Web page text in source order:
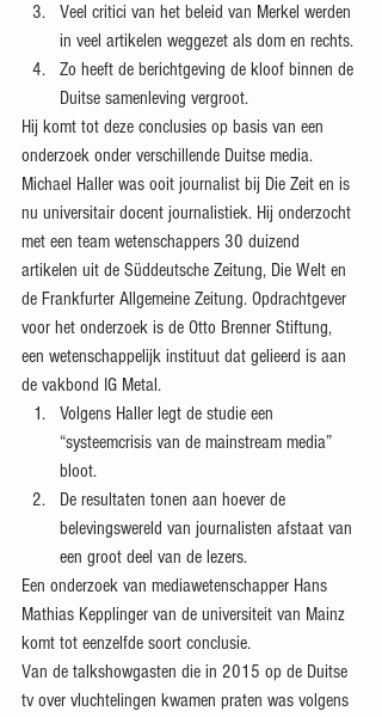
Veel critici van het beleid van Merkel werden
in veel artikelen weggezet als dom en rechts.
Zo heeft de berichtgeving de kloof binnen de
Duitse samenleving vergroot.
Hij komt tot deze conclusies op basis van een
onderzoek onder verschillende Duitse media.
Michael Haller was ooit journalist bij Die Zeit en is
nu universitair docent journalistiek. Hij onderzocht
met een team wetenschappers 30 duizend
artikelen uit de Süddeutsche Zeitung, Die Welt en
de Frankfurter Allgemeine Zeitung. Opdrachtgever
voor het onderzoek is de Otto Brenner Stiftung,
een wetenschappelijk instituut dat gelieerd is aan
de vakbond IG Metal.
Volgens Haller legt de studie een
“systeemcrisis van de mainstream media”
bloot.
De resultaten tonen aan hoever de
belevingswereld van journalisten afstaat van
een groot deel van de lezers.
Een onderzoek van mediawetenschapper Hans
Mathias Kepplinger van de universiteit van Mainz
komt tot eenzelfde soort conclusie.
Van de talkshowgasten die in 2015 op de Duitse
tv over vluchtelingen kwamen praten was volgens